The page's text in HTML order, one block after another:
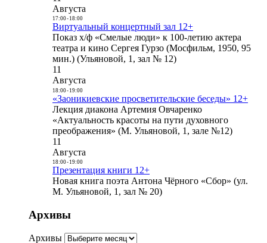
Августа
17:00- 18:00
Виртуальный концертный зал 12+
Показ х/ф «Смелые люди» к 100-летию актера
театра и кино Сергея Гурзо (Мосфильм, 1950, 95
мин.) (Ульяновой, 1, зал № 12)
11
Августа
18:00- 19:00
«Заоникиевские просветительские беседы» 12+
Лекция диакона Артемия Овчаренко
«Актуальность красоты на пути духовного
преображения» (М. Ульяновой, 1, зале №12)
11
Августа
18:00- 19:00
Презентация книги 12+
Новая книга поэта Антона Чёрного «Сбор» (ул.
М. Ульяновой, 1, зал № 20)
Архивы
Архивы